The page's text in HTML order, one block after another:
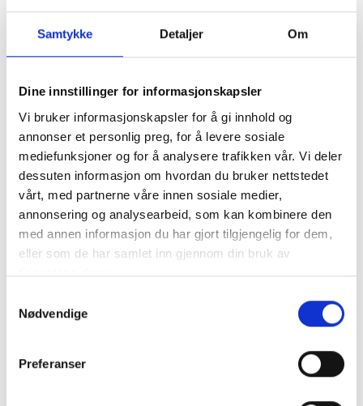
Samtykke Detaljer Om
Dine innstillinger for informasjonskapsler
Vi bruker informasjonskapsler for å gi innhold og
annonser et personlig preg, for å levere sosiale
mediefunksjoner og for å analysere trafikken vår. Vi deler
dessuten informasjon om hvordan du bruker nettstedet
vårt, med partnerne våre innen sosiale medier,
annonsering og analysearbeid, som kan kombinere den
med annen informasjon du har gjort tilgjengelig for dem,
eller som de har samlet inn gjennom din bruk av
tjenestene deres.
Nødvendige
Preferanser
Hvorfor får man eksem og
utslett?
Lurer du på hvorfor vi får eksem og utslett på huden?
Og er det farlig? I denne artikkelen får du svar på
hvorfor utslett oppstår, og hva du bør gjøre dersom
du har eksem eller utslett som ikke går bort.